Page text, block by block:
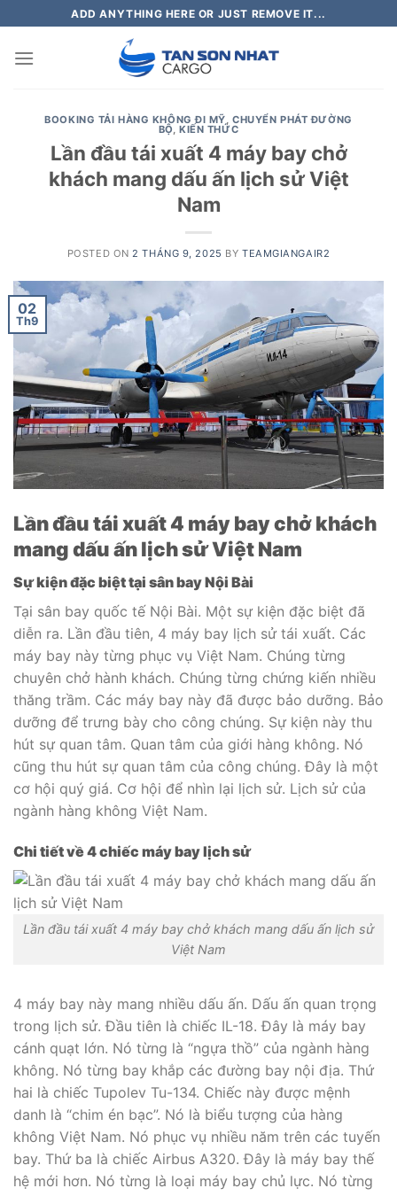
to
content
ADD ANYTHING HERE OR JUST REMOVE IT...
BOOKING TẢI HÀNG KHÔNG ĐI MỸ,CHUYỂN PHÁT ĐƯỜNG
BỘ,KIẾN THỨC
Lần đầu tái xuất 4 máy bay chở
khách mang dấu ấn lịch sử Việt
Nam
POSTED ON 2 THÁNG 9, 2025 BY TEAMGIANGAIR2
02
Th9
Lần đầu tái xuất 4 máy bay chở khách
mang dấu ấn lịch sử Việt Nam
Sự kiện đặc biệt tại sân bay Nội Bài
Tại sân bay quốc tế Nội Bài. Một sự kiện đặc biệt đã
diễn ra. Lần đầu tiên, 4 máy bay lịch sử tái xuất. Các
máy bay này từng phục vụ Việt Nam. Chúng từng
chuyên chở hành khách. Chúng từng chứng kiến nhiều
thăng trầm. Các máy bay này đã được bảo dưỡng. Bảo
dưỡng để trưng bày cho công chúng. Sự kiện này thu
hút sự quan tâm. Quan tâm của giới hàng không. Nó
cũng thu hút sự quan tâm của công chúng. Đây là một
cơ hội quý giá. Cơ hội để nhìn lại lịch sử. Lịch sử của
ngành hàng không Việt Nam.
Chi tiết về 4 chiếc máy bay lịch sử
Lần đầu tái xuất 4 máy bay chở khách mang dấu ấn lịch sử
Việt Nam
4 máy bay này mang nhiều dấu ấn. Dấu ấn quan trọng
trong lịch sử. Đầu tiên là chiếc IL-18. Đây là máy bay
cánh quạt lớn. Nó từng là “ngựa thồ” của ngành hàng
không. Nó từng bay khắp các đường bay nội địa. Thứ
hai là chiếc Tupolev Tu-134. Chiếc này được mệnh
danh là “chim én bạc”. Nó là biểu tượng của hàng
không Việt Nam. Nó phục vụ nhiều năm trên các tuyến
bay. Thứ ba là chiếc Airbus A320. Đây là máy bay thế
hệ mới hơn. Nó từng là loại máy bay chủ lực. Nó từng